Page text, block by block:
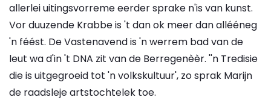
allerlei uitingsvorreme eerder sprake n'is van kunst.
Vor duuzende Krabbe is 't dan ok meer dan allééneg
'n féést. De Vastenavend is 'n werrem bad van de
leut wa d'in 't DNA zit van de Berregenèèr. ''n Tredisie
die is uitgegroeid tot 'n volkskultuur', zo sprak Marijn
de raadsleje artstochtelek toe.